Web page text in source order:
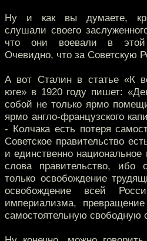
Ну и как вы думаете,
слушали своего
что они воевали в этой
Очевидно, что за Советскую
А вот Сталин в статье «К
юге» в 1920 году пишет:
собой не только ярмо
ярмо англо-французского
- Колчака есть потеря
Советское правительство
и единственно
слова правительство,
только освобождение
освобождение всей
империализма,
самостоятельную свободную